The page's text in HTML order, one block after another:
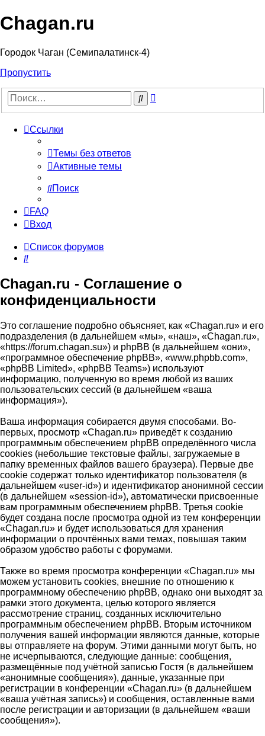
Chagan.ru
Городок Чаган (Семипалатинск-4)
Пропустить
Поиск
Ссылки
Темы без ответов
Активные темы
Поиск
FAQ
Вход
Список форумов
Поиск
Chagan.ru - Соглашение о
конфиденциальности
Это соглашение подробно объясняет, как «Chagan.ru» и его
подразделения (в дальнейшем «мы», «наш», «Chagan.ru»,
«https://forum.chagan.su») и phpBB (в дальнейшем «они»,
«программное обеспечение phpBB», «www.phpbb.com»,
«phpBB Limited», «phpBB Teams») используют
информацию, полученную во время любой из ваших
пользовательских сессий (в дальнейшем «ваша
информация»).
Ваша информация собирается двумя способами. Во-
первых, просмотр «Chagan.ru» приведёт к созданию
программным обеспечением phpBB определённого числа
cookies (небольшие текстовые файлы, загружаемые в
папку временных файлов вашего браузера). Первые две
cookie содержат только идентификатор пользователя (в
дальнейшем «user-id») и идентификатор анонимной сессии
(в дальнейшем «session-id»), автоматически присвоенные
вам программным обеспечением phpBB. Третья cookie
будет создана после просмотра одной из тем конференции
«Chagan.ru» и будет использоваться для хранения
информации о прочтённых вами темах, повышая таким
образом удобство работы с форумами.
Также во время просмотра конференции «Chagan.ru» мы
можем установить cookies, внешние по отношению к
программному обеспечению phpBB, однако они выходят за
рамки этого документа, целью которого является
рассмотрение страниц, созданных исключительно
программным обеспечением phpBB. Вторым источником
получения вашей информации являются данные, которые
вы отправляете на форум. Этими данными могут быть, но
не исчерпываются, следующие данные: сообщения,
размещённые под учётной записью Гостя (в дальнейшем
«анонимные сообщения»), данные, указанные при
регистрации в конференции «Chagan.ru» (в дальнейшем
«ваша учётная запись») и сообщения, оставленные вами
после регистрации и авторизации (в дальнейшем «ваши
сообщения»).